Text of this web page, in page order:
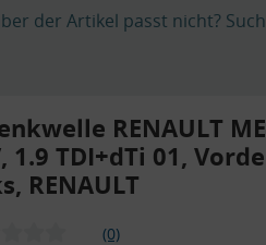
der Artikel passt nicht?
RENAULT
1.9 TDI+dTi 01,
RENAULT
(0)